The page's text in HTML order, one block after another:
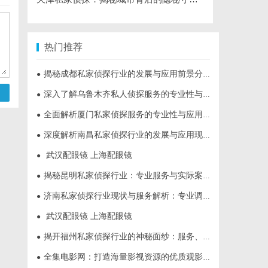
热门推荐
● 揭秘成都私家侦探行业的发展与应用前景分析
● 深入了解乌鲁木齐私人侦探服务的专业性与应用领域
● 全面解析厦门私家侦探服务的专业性与应用场景
● 深度解析南昌私家侦探行业的发展与应用现状
● 武汉配眼镜 上海配眼镜
● 揭秘昆明私家侦探行业：专业服务与实际案例分析
● 济南私家侦探行业现状与服务解析：专业调查助您安心
● 武汉配眼镜 上海配眼镜
● 揭开福州私家侦探行业的神秘面纱：服务、优势与法律解析
● 全集电影网：打造海量影视资源的优质观影平台